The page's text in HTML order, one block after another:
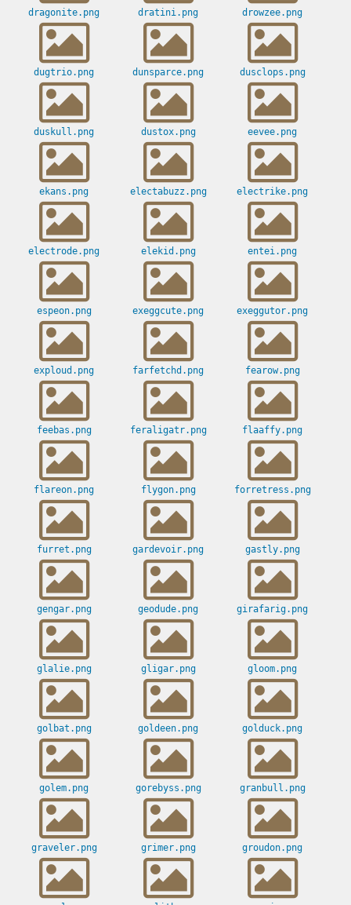
dragonite.png dratini.png drowzee.png
dugtrio.png dunsparce.png dusclops.png
duskull.png dustox.png eevee.png
ekans.png electabuzz.png electrike.png
electrode.png elekid.png entei.png
espeon.png exeggcute.png exeggutor.png
exploud.png farfetchd.png fearow.png
feebas.png feraligatr.png flaaffy.png
flareon.png flygon.png forretress.png
furret.png gardevoir.png gastly.png
gengar.png geodude.png girafarig.png
glalie.png gligar.png gloom.png
golbat.png goldeen.png golduck.png
golem.png gorebyss.png granbull.png
graveler.png grimer.png groudon.png